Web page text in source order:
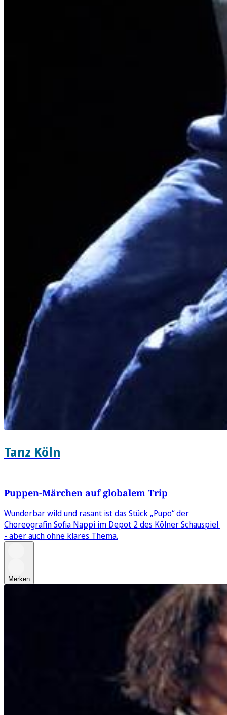
Tanz Köln
Puppen-Märchen auf globalem Trip
Wunderbar wild und rasant ist das Stück „Pupo“ der
Choreografin Sofia Nappi im Depot 2 des Kölner Schauspiel
- aber auch ohne klares Thema.
Merken